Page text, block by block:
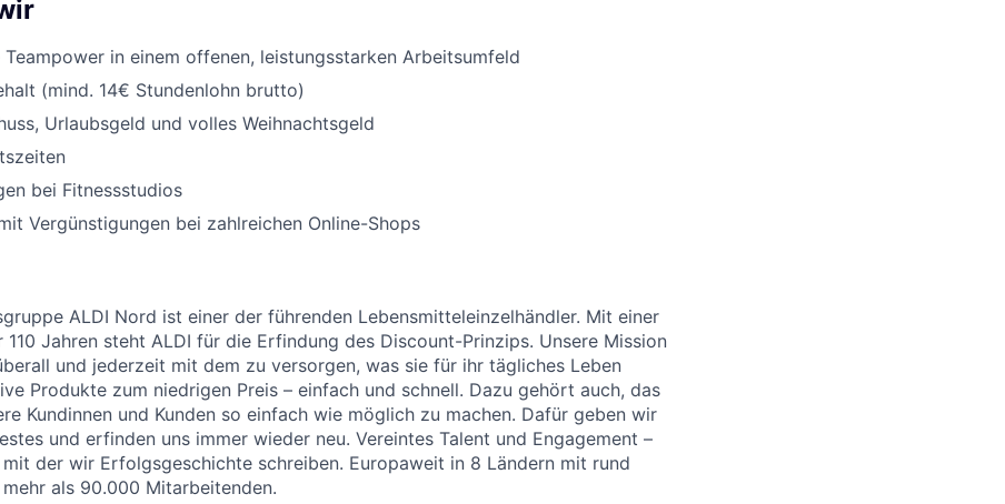
Teampower in einem offenen, leistungsstarken Arbeitsumfeld
(mind. 14€ Stundenlohn brutto)
Urlaubsgeld und volles Weihnachtsgeld
bei Fitnessstudios
Vergünstigungen bei zahlreichen Online-Shops
ALDI Nord ist einer der führenden Lebensmitteleinzelhändler. Mit einer
Jahren steht ALDI für die Erfindung des Discount-Prinzips. Unsere Mission
und jederzeit mit dem zu versorgen, was sie für ihr tägliches Leben
Produkte zum niedrigen Preis – einfach und schnell. Dazu gehört auch, das
Kundinnen und Kunden so einfach wie möglich zu machen. Dafür geben wir
und erfinden uns immer wieder neu. Vereintes Talent und Engagement –
der wir Erfolgsgeschichte schreiben. Europaweit in 8 Ländern mit rund
als 90.000 Mitarbeitenden.